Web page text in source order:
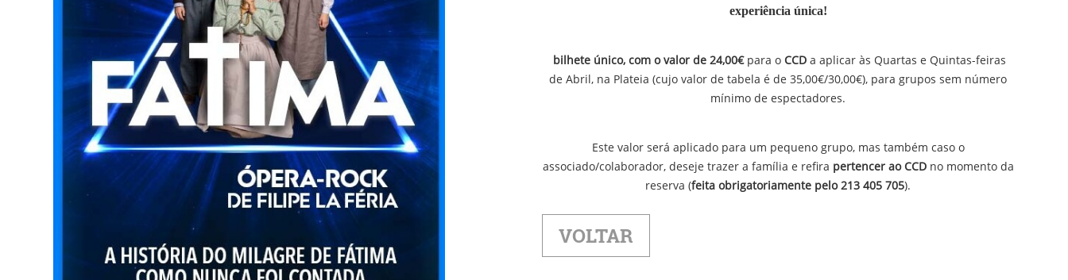
experiência única!
bilhete único, com o valor de 24,00€para oCCD a aplicar às Quartas e Quintas-feiras
de Abril, na Plateia (cujo valor de tabela é de35,00€/30,00€), para grupos sem número
mínimo de espectadores.
Este valor será aplicado para um pequeno grupo, mas também caso o
associado/colaborador, deseje trazer a família e refira pertencer ao CCDno momento da
reserva (feita obrigatoriamente pelo 213 405 705).
VOLTAR